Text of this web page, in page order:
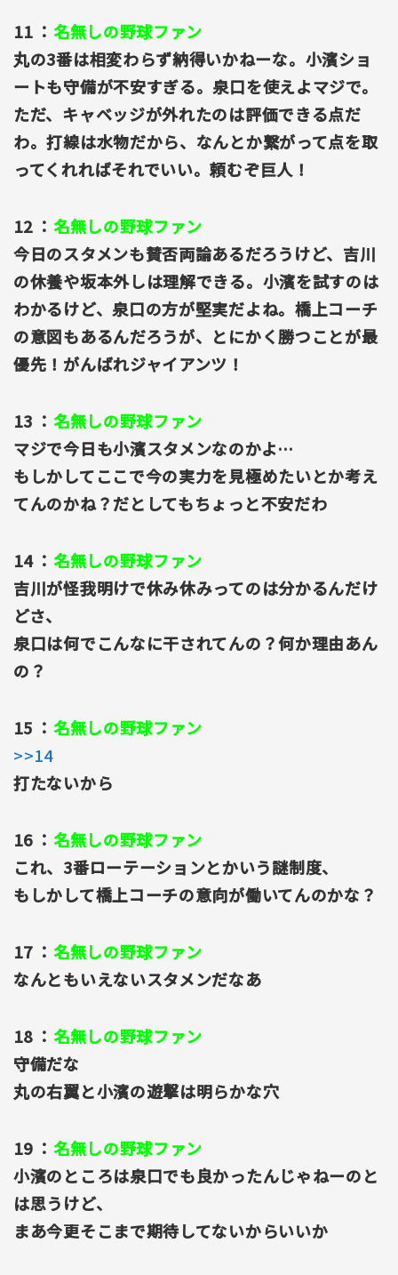
11 ： 名無しの野球ファン
丸の3番は相変わらず納得いかねーな。小濱ショ
ートも守備が不安すぎる。泉口を使えよマジで。
ただ、キャベッジが外れたのは評価できる点だ
わ。打線は水物だから、なんとか繋がって点を取
ってくれればそれでいい。頼むぞ巨人！
12 ： 名無しの野球ファン
今日のスタメンも賛否両論あるだろうけど、吉川
の休養や坂本外しは理解できる。小濱を試すのは
わかるけど、泉口の方が堅実だよね。橋上コーチ
の意図もあるんだろうが、とにかく勝つことが最
優先！がんばれジャイアンツ！
13 ： 名無しの野球ファン
マジで今日も小濱スタメンなのかよ…
もしかしてここで今の実力を見極めたいとか考え
てんのかね？だとしてもちょっと不安だわ
14 ： 名無しの野球ファン
吉川が怪我明けで休み休みってのは分かるんだけ
どさ、
泉口は何でこんなに干されてんの？何か理由あん
の？
15 ： 名無しの野球ファン
>>14
打たないから
16 ： 名無しの野球ファン
これ、3番ローテーションとかいう謎制度、
もしかして橋上コーチの意向が働いてんのかな？
17 ： 名無しの野球ファン
なんともいえないスタメンだなあ
18 ： 名無しの野球ファン
守備だな
丸の右翼と小濱の遊撃は明らかな穴
19 ： 名無しの野球ファン
小濱のところは泉口でも良かったんじゃねーのと
は思うけど、
まあ今更そこまで期待してないからいいか